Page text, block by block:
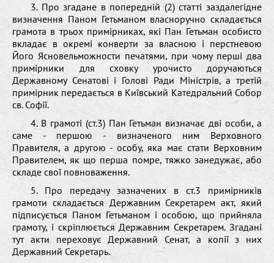
3. Про згадане в попередній (2) статті заздалегідне
визначення Паном Гетьманом власноручно складається
грамота в трьох примірниках, які Пан Гетьман особисто
вкладає в окремі конверти за власною і перстневою
Його Ясновельможности печатями, при чому перші два
примірники для сховку урочисто доручаються
Державному Сенатові і Голові Ради Міністрів, а третій
примірник передається в Київський Катедральний Собор
св. Софії.
4. В грамоті (ст.3) Пан Гетьман визначає дві особи, а
саме - першою - визначеного ним Верховного
Правителя, а другою - особу, яка має стати Верховним
Правителем, як що перша помре, тяжко занедужає, або
складе свої повноваження.
5. Про передачу зазначених в ст.3 примірників
грамоти складається Державним Секретарем акт, який
підписується Паном Гетьманом і особою, що прийняла
грамоту, і скріплюється Державним Секретарем. Згадані
тут акти переховує Державний Сенат, а копії з них
Державний Секретарь.